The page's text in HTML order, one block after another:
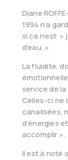
Diane
1994 n’a
si ce n’est »
d’eau. »
La fluidité,
service de
Celles-ci ne
canalisées,
d’énergies
accomplir ».
Il est à noté